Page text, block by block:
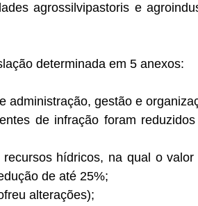
agrossilvipastoris e
determinada em 5 anexos:
administração, gestão e
de infração foram
hídricos, na qual o
de até 25%;
alterações);